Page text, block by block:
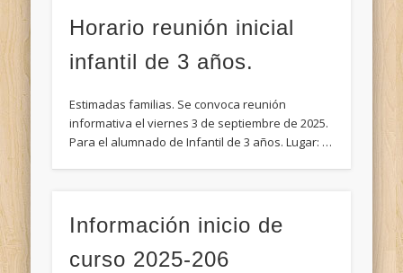
Horario reunión inicial
infantil de 3 años.
Estimadas familias. Se convoca reunión
informativa el viernes 3 de septiembre de 2025.
Para el alumnado de Infantil de 3 años. Lugar: …
Información inicio de
curso 2025-206